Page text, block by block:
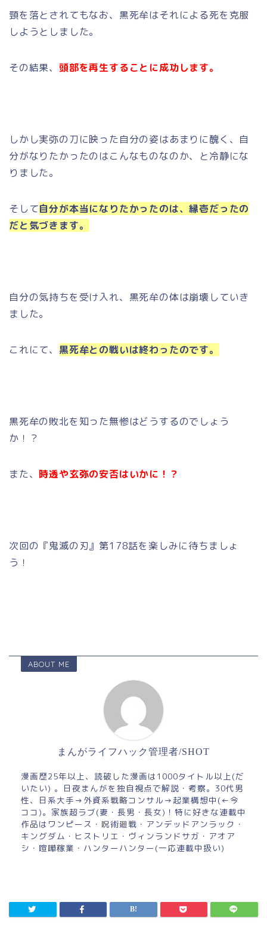
頸を落とされてもなお、黒死牟はそれによる死を克服
しようとしました。
その結果、 頭部を再生することに成功します。
しかし実弥の刀に映った自分の姿はあまりに醜く、自
分がなりたかったのはこんなものなのか、と冷静にな
りました。
そして自分が本当になりたかったのは、縁壱だったの
だと気づきます。
自分の気持ちを受け入れ、黒死牟の体は崩壊していき
ました。
これにて、 黒死牟との戦いは終わったのです。
黒死牟の敗北を知った無惨はどうするのでしょう
か！？
また、 時透や玄弥の安否はいかに！？
次回の『鬼滅の刃』第178話を楽しみに待ちましょ
う！
ABOUT ME
まんがライフハック管理者/SHOT
漫画歴25年以上、読破した漫画は1000タイトル以上(だ
いたい) 。日夜まんがを独自視点で解説・考察。30代男
性、日系大手→外資系戦略コンサル→起業構想中(←今
ココ)。家族超ラブ(妻・長男・長女)！特に好きな連載中
作品はワンピース・呪術廻戦・アンデッドアンラック・
キングダム・ヒストリエ・ヴィンランドサガ・アオア
シ・喧嘩稼業・ハンターハンター(一応連載中扱い)